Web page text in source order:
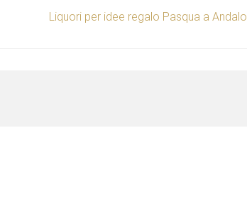
Liquori per idee regalo Pasqua a Andalo